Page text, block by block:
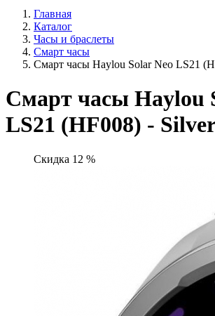
Главная
Каталог
Часы и браслеты
Смарт часы
Смарт часы Haylou Solar Neo LS21
Смарт часы Haylou
LS21 (HF008) -
Скидка 12 %